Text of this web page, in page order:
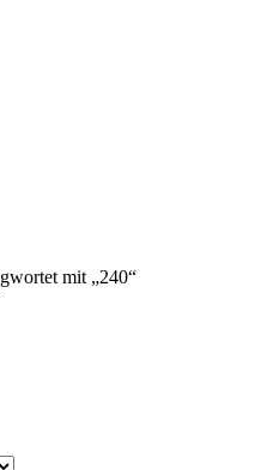
mit „240“